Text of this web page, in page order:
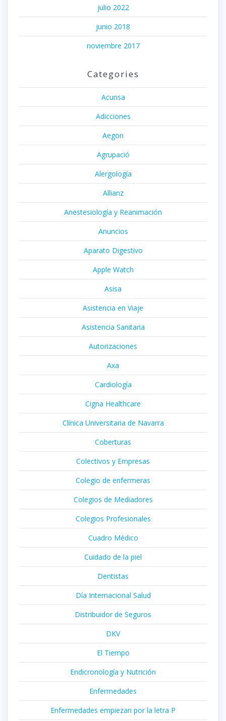
julio 2022
junio 2018
noviembre 2017
Categories
Acunsa
Adicciones
Aegon
Agrupació
Alergología
Allianz
Anestesiología y Reanimación
Anuncios
Aparato Digestivo
Apple Watch
Asisa
Asistencia en Viaje
Asistencia Sanitaria
Autorizaciones
Axa
Cardiología
Cigna Healthcare
Clínica Universitaria de Navarra
Coberturas
Colectivos y Empresas
Colegio de enfermeras
Colegios de Mediadores
Colegios Profesionales
Cuadro Médico
Cuidado de la piel
Dentistas
Día Internacional Salud
Distribuidor de Seguros
DKV
El Tiempo
Endicronología y Nutrición
Enfermedades
Enfermedades empiezan por la letra P